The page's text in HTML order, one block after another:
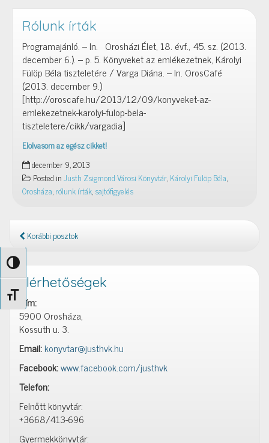
Nagy kontraszt váltása
Betűméret váltása
holnapi
napot”
Rólunk írták
Programajánló. – In. Orosházi Élet, 18. évf., 45. sz. (2013.
december 6.). – p. 5. Könyveket az emlékezetnek, Károlyi
Fülöp Béla tiszteletére / Varga Diána. – In. OrosCafé
(2013. december 9.)
[http://oroscafe.hu/2013/12/09/konyveket-az-
emlekezetnek-karolyi-fulop-bela-
tiszteletere/cikk/vargadia]
Elolvasom az egész cikket!
Rólunk
írtákdecember 9, 2013
Posted inJusth Zsigmond Városi Könyvtár,Károlyi Fülöp Béla,
Orosháza,rólunk írták,sajtófigyelés
Korábbi posztok
Elérhetőségek
Cím:
5900 Orosháza,
Kossuth u. 3.
Email:konyvtar@justhvk.hu
Facebook:www.facebook.com/justhvk
Telefon:
Felnőtt könyvtár:
+3668/413-696
Gyermekkönyvtár: